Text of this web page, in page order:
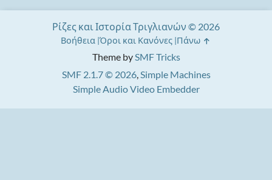
Theme bySMF Tricks
SMF 2.1.7 © 2026,Simple Machines
Simple Audio Video Embedder
Ρίζες και Ιστορία Τριγλιανών © 2026
Βοήθεια Όροι και Κανόνες Πάνω